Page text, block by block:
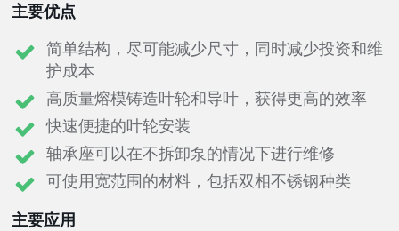
主要优点
简单结构，尽可能减少尺寸，同时减少投资和维
护成本
高质量熔模铸造叶轮和导叶，获得更高的效率
快速便捷的叶轮安装
轴承座可以在不拆卸泵的情况下进行维修
可使用宽范围的材料，包括双相不锈钢种类
主要应用